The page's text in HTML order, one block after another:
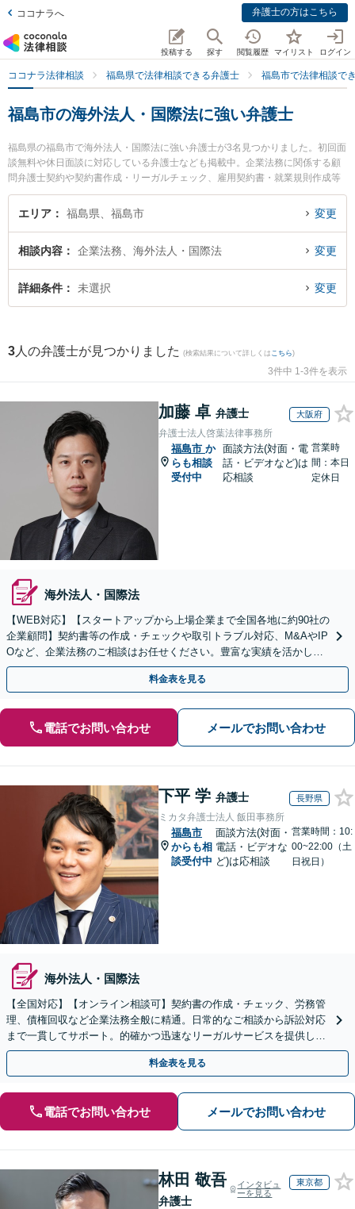
ココナラへ 弁護士の方はこちら
投稿する 探す 閲覧履歴 マイリスト ログイン
ココナラ法律相談 福島県で法律相談できる弁護士 福島市で法律相談で
福島市の海外法人・国際法に強い弁護士
福島県の福島市で海外法人・国際法に強い弁護士が3名見つかりました。初回面
談無料や休日面談に対応している弁護士なども掲載中。企業法務に関係する顧
問弁護士契約や契約書作成・リーガルチェック、雇用契約書・就業規則作成等
の細かな分野での絞り込み検索もでき便利です。特に福光法律事務所の佐藤 孝
明弁護士やえんだ法律事務所の遠田 智也弁護士、弁護士法人リーガルプロフェ
トラブルを今すぐに弁護士に相談したい』『海外法人・国際法のトラブル解決
の実績豊富な近くの弁護士を検索したい』『初回相談無料で海外法人・国際法
を法律相談できる福島市内の弁護士に相談予約したい』などでお困りの相談者
エリア 福島県、福島市 変更
相談内容 企業法務、海外法人・国際法 変更
詳細条件 未選択 変更
3 人の弁護士が見つかりました (検索結果について詳しくは こちら)
3件中 1-3件を表示
加藤 卓 弁護士 大阪府
弁護士法人啓葉法律事務所
福島市 か
らも相談
受付中
面談方法(対面・電
話・ビデオなど)は
応相談
営業時
間：本日
定休日
海外法人・国際法
【WEB対応】【スタートアップから上場企業まで全国各地に約90社の
企業顧問】契約書等の作成・チェックや取引トラブル対応、M&AやIP
Oなど、企業法務のご相談はお任せください。豊富な実績を活かし的
確に対応を進めてまいります。
料金表を見る
電話でお問い合わせ メールでお問い合わせ
下平 学 弁護士 長野県
ミカタ弁護士法人 飯田事務所
福島市
からも相
談受付中
面談方法(対面・
電話・ビデオな
ど)は応相談
営業時間：10:
00~22:00（土
日祝日）
海外法人・国際法
【全国対応】【オンライン相談可】契約書の作成・チェック、労務管
理、債権回収など企業法務全般に精通。日常的なご相談から訴訟対応
まで一貫してサポート。的確かつ迅速なリーガルサービスを提供しま
す。【初回相談無料】【休日・夜間相談可】
料金表を見る
電話でお問い合わせ メールでお問い合わせ
林田 敬吾
弁護士
インタビュ
ーを見る
東京都